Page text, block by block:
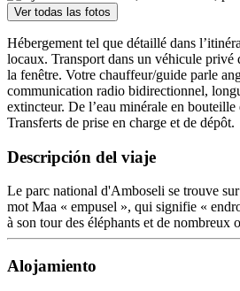
Ver todas las fotos
Hébergement tel que détaillé dans
locaux. Transport dans un véhicule privé
la fenêtre. Votre chauffeur/guide parle
communication radio bidirectionnel,
extincteur. De l’eau minérale en bouteille
Transferts de prise en charge et de dépôt.
Descripción del viaje
Le parc national d'Amboseli se trouve
mot Maa « empusel », qui signifie «
à son tour des éléphants et de nombreux
Alojamiento